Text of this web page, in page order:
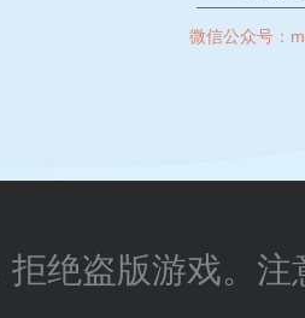
微信公众号：
绝盗版游戏。